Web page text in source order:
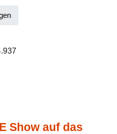
Show auf das